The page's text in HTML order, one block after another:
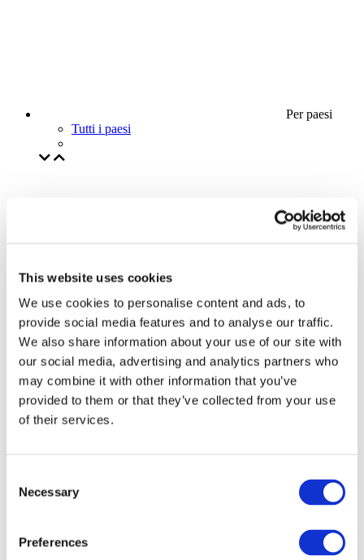
This website uses cookies
We use cookies to personalise content and ads, to
provide social media features and to analyse our traffic.
We also share information about your use of our site with
our social media, advertising and analytics partners who
may combine it with other information that you’ve
provided to them or that they’ve collected from your use
of their services.
Selection
Necessary
Preferences
Per paesi
Tutti i paesi